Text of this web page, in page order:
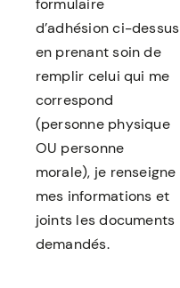
formulaire
d’adhésion ci-dessus
en prenant soin de
remplir celui qui me
correspond
(personne physique
OU personne
morale), je renseigne
mes informations et
joints les documents
demandés.